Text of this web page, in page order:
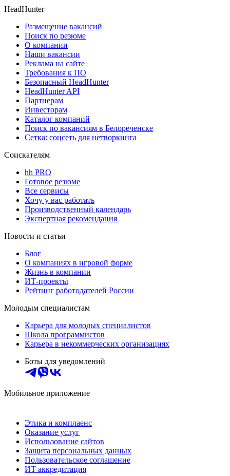
HeadHunter
Размещение вакансий
Поиск по резюме
О компании
Наши вакансии
Реклама на сайте
Требования к ПО
Безопасный HeadHunter
HeadHunter API
Партнерам
Инвесторам
Каталог компаний
Поиск по вакансиям в Белореченске
Сетка: соцсеть для нетворкинга
Соискателям
hh PRO
Готовое резюме
Все сервисы
Хочу у вас работать
Производственный календарь
Экспертная рекомендация
Новости и статьи
Блог
О компаниях в игровой форме
Жизнь в компании
ИТ-проекты
Рейтинг работодателей России
Молодым специалистам
Карьера для молодых специалистов
Школа программистов
Карьера в некоммерческих организациях
Боты для уведомлений
Мобильное приложение
Этика и комплаенс
Оказание услуг
Использование сайтов
Защита персональных данных
Пользовательское соглашение
ИТ аккредитация